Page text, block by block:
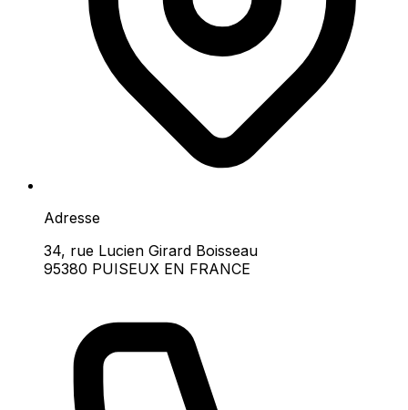
Adresse
34, rue Lucien Girard Boisseau
95380 PUISEUX EN FRANCE